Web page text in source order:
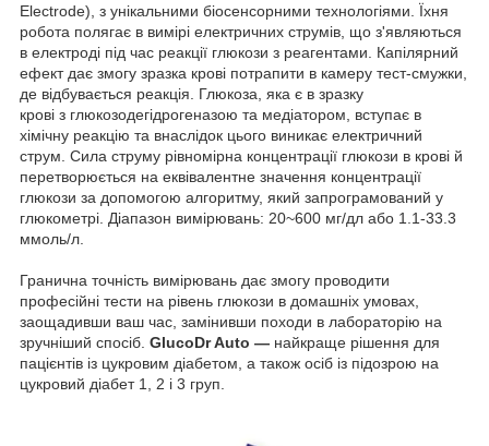
Electrode), з унікальними біосенсорними технологіями. Їхня
робота полягає в вимірі електричних струмів, що з'являються
в електроді під час реакції глюкози з реагентами. Капілярний
ефект дає змогу зразка крові потрапити в камеру тест-смужки,
де відбувається реакція. Глюкоза, яка є в зразку
крові з глюкозодегідрогеназою та медіатором, вступає в
хімічну реакцію та внаслідок цього виникає електричний
струм. Сила струму рівномірна концентрації глюкози в крові й
перетворюється на еквівалентне значення концентрації
глюкози за допомогою алгоритму, який запрограмований у
глюкометрі. Діапазон вимірювань: 20~600 мг/дл або 1.1-33.3
ммоль/л.
Гранична точність вимірювань дає змогу проводити
професійні тести на рівень глюкози в домашніх умовах,
заощадивши ваш час, замінивши походи в лабораторію на
зручніший спосіб. GlucoDr Auto — найкраще рішення для
пацієнтів із цукровим діабетом, а також осіб із підозрою на
цукровий діабет 1, 2 і 3 груп.